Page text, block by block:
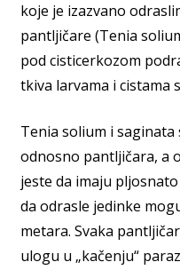
koje je izazvano
pantljičare (Tenia
pod cisticerkozom
tkiva larvama i cistama
Tenia solium i
odnosno pantljičara, a
jeste da imaju
da odrasle jedinke
metara. Svaka
ulogu u „kačenju“